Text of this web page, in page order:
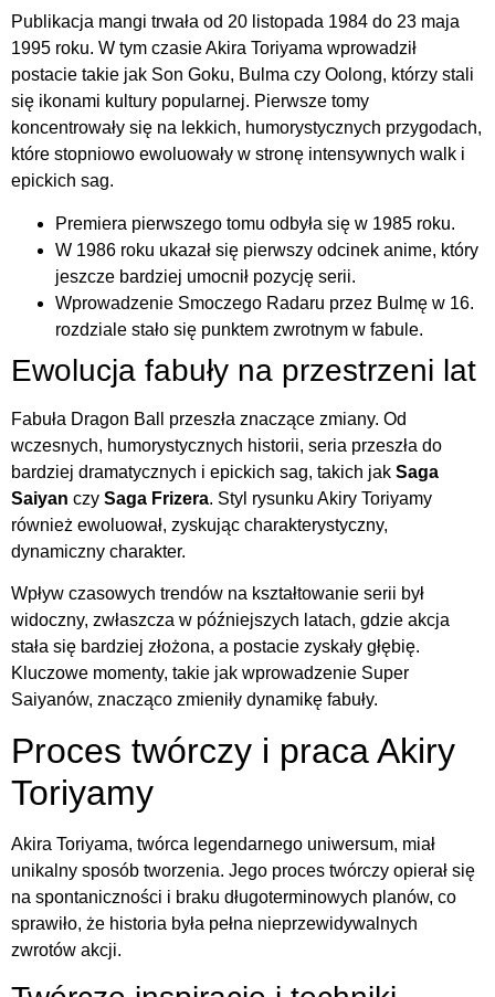
Publikacja mangi trwała od 20 listopada 1984 do 23 maja
1995 roku. W tym czasie Akira Toriyama wprowadził
postacie takie jak Son Goku, Bulma czy Oolong, którzy stali
się ikonami kultury popularnej. Pierwsze tomy
koncentrowały się na lekkich, humorystycznych przygodach,
które stopniowo ewoluowały w stronę intensywnych walk i
epickich sag.
Premiera pierwszego tomu odbyła się w 1985 roku.
W 1986 roku ukazał się pierwszy odcinek anime, który
jeszcze bardziej umocnił pozycję serii.
Wprowadzenie Smoczego Radaru przez Bulmę w 16.
rozdziale stało się punktem zwrotnym w fabule.
Ewolucja fabuły na przestrzeni lat
Fabuła Dragon Ball przeszła znaczące zmiany. Od
wczesnych, humorystycznych historii, seria przeszła do
bardziej dramatycznych i epickich sag, takich jak Saga
Saiyan czy Saga Frizera. Styl rysunku Akiry Toriyamy
również ewoluował, zyskując charakterystyczny,
dynamiczny charakter.
Wpływ czasowych trendów na kształtowanie serii był
widoczny, zwłaszcza w późniejszych latach, gdzie akcja
stała się bardziej złożona, a postacie zyskały głębię.
Kluczowe momenty, takie jak wprowadzenie Super
Saiyanów, znacząco zmieniły dynamikę fabuły.
Proces twórczy i praca Akiry
Toriyamy
Akira Toriyama, twórca legendarnego uniwersum, miał
unikalny sposób tworzenia. Jego proces twórczy opierał się
na spontaniczności i braku długoterminowych planów, co
sprawiło, że historia była pełna nieprzewidywalnych
zwrotów akcji.